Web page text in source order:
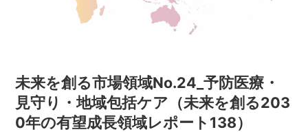
未来を創る市場領域No.24_予防医療・
見守り・地域包括ケア（未来を創る203
0年の有望成長領域レポート138）